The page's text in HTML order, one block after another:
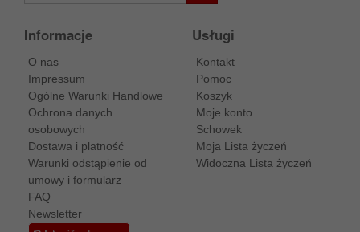
Informacje
O nas
Impressum
Ogólne Warunki Handlowe
Ochrona danych
osobowych
Dostawa i platność
Warunki odstąpienie od
umowy i formularz
FAQ
Newsletter
Usługi
Kontakt
Pomoc
Koszyk
Moje konto
Schowek
Moja Lista życzeń
Widoczna Lista życzeń